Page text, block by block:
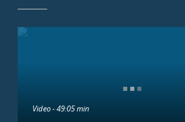
Video - 49:05 min